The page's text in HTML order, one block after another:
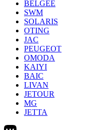
BELGEE
SWM
SOLARIS
OTING
JAC
PEUGEOT
OMODA
KAIYI
BAIC
LIVAN
JETOUR
MG
JETTA